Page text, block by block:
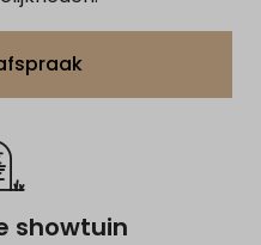
showtuin